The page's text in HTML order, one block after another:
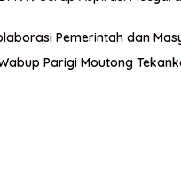
Pemerintah dan
Parigi Moutong